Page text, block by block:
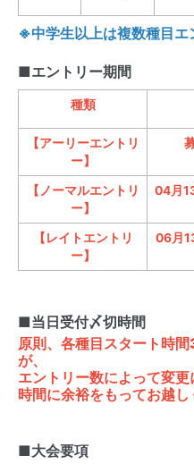
※中学生以上は複数種目エ
■エントリー期間
種類
【アーリーエントリ
ー】
募集
【ノーマルエントリ
ー】
04月
【レイトエントリ
ー】
06月
■当日受付〆切時間
原則、各種目スタート時
が、
エントリー数によって変更
時間に余裕をもってお越し
■大会要項